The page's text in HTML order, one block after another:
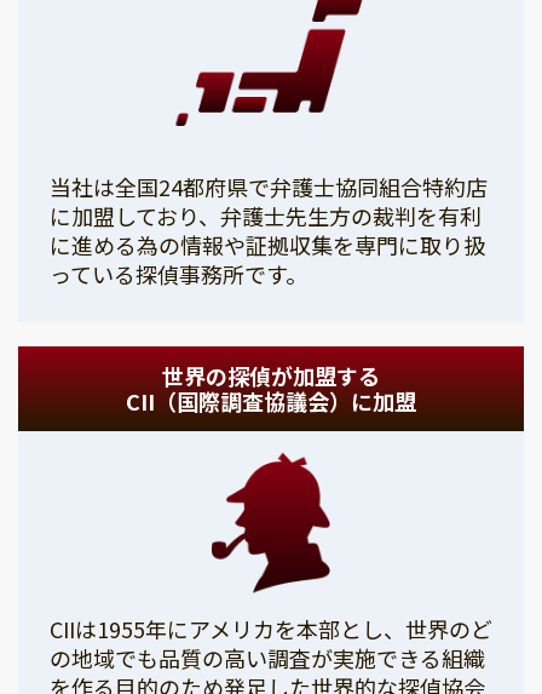
当社は全国24都府県で弁護士協同組合特約店
に加盟しており、弁護士先生方の裁判を有利
に進める為の情報や証拠収集を専門に取り扱
っている探偵事務所です。
世界の探偵が加盟する
CII（国際調査協議会）に加盟
CIIは1955年にアメリカを本部とし、世界のど
の地域でも品質の高い調査が実施できる組織
を作る目的のため発足した世界的な探偵協会